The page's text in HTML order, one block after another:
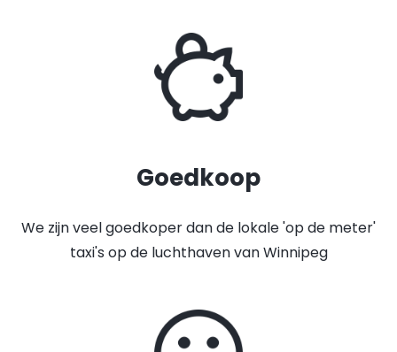
Goedkoop
We zijn veel goedkoper dan de lokale 'op de meter'
taxi's op de luchthaven van Winnipeg